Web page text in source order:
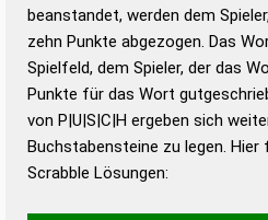
Duden –
Duden –
Deutsch
Duden –
Duden –
beanstandet, werden dem
zehn Punkte abgezogen. Das
Spielfeld, dem Spieler, der das
Punkte für das Wort
von P|U|S|C|H ergeben sich
Buchstabensteine zu legen. Hier
Scrabble Lösungen: